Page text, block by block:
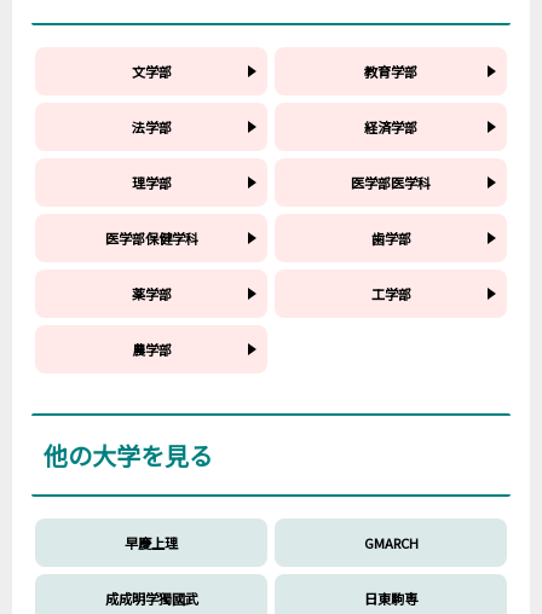
文学部 教育学部
法学部 経済学部
理学部 医学部医学科
医学部保健学科 歯学部
薬学部 工学部
農学部
他の大学を見る
早慶上理 GMARCH
成成明学獨國武 日東駒専